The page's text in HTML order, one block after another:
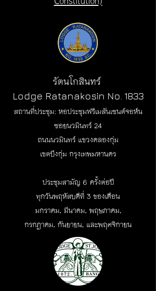
รัตนโกสินทร์
Lodge Ratanakosin No. 1833
สถานที่ประชุม: หอประชุมฟรีเมสันเซนต์จอห์น
ซอยนวมินทร์ 24
ถนนนวมินทร์ แขวงคลองกุ่ม
เขตบึงกุ่ม กรุงเทพมหานคร
ประชุมสามัญ 6 ครั้งต่อปี
ทุกวันพฤหัสบดีที่ 3 ของเดือน
มกราคม, มีนาคม, พฤษภาคม,
กรกฏาคม, กันยายน, และพฤศจิกายน